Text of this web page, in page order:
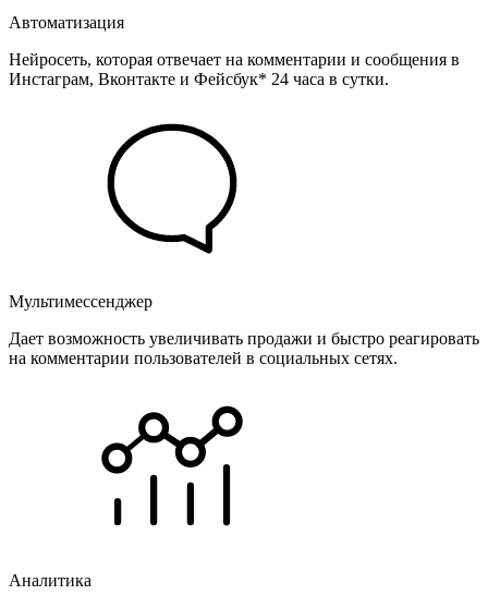
Автоматизация
Нейросеть, которая отвечает на комментарии и сообщения в
Инстаграм, Вконтакте и Фейсбук* 24 часа в сутки.
Мультимессенджер
Дает возможность увеличивать продажи и быстро реагировать
на комментарии пользователей в социальных сетях.
Аналитика